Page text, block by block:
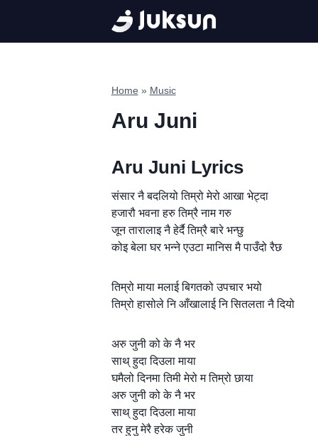
content
Home » Music
Aru Juni
Aru Juni Lyrics
संसार नै बदलियो तिम्रो मेरो आखा भेट्दा
हजारौ भवना हरु तिम्रै नाम गरु
जून तारालाइ नै हेर्दै तिम्रै बारे भन्छु
कोइ बेला घर भन्ने एउटा मानिस मै पाउँदो रैछ
तिम्रो माया मलाई बिगतको उपचार भयो
तिम्रो हासोले नि आँखालाई नि सितलता नै दियो
अरु जुनी को के नै भर
साथ् हुदा दिउला माया
घमैलो दिनमा तिमी मेरो म तिम्रो छाया
अरु जुनी को के नै भर
साथ् हुदा दिउला माया
तर हुनु मेरै हरेक जुनी